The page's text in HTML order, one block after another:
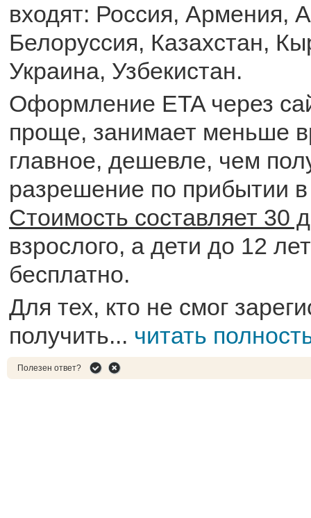
входят: Россия, Армения,
Белоруссия, Казахстан,
Украина, Узбекистан.
Оформление ETA через
проще, занимает меньше
главное, дешевле, чем
разрешение по прибытии в
Стоимость составляет 30
взрослого, а дети до 12
бесплатно.
Для тех, кто не смог
получить... читать
Полезен ответ?